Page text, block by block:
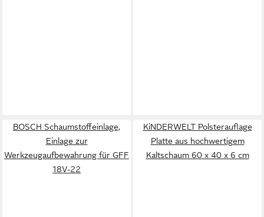
BOSCH Schaumstoffeinlage,
Einlage zur
Werkzeugaufbewahrung für GFF
18V-22
KiNDERWELT Polsterauflage
Platte aus hochwertigem
Kaltschaum 60 x 40 x 6 cm